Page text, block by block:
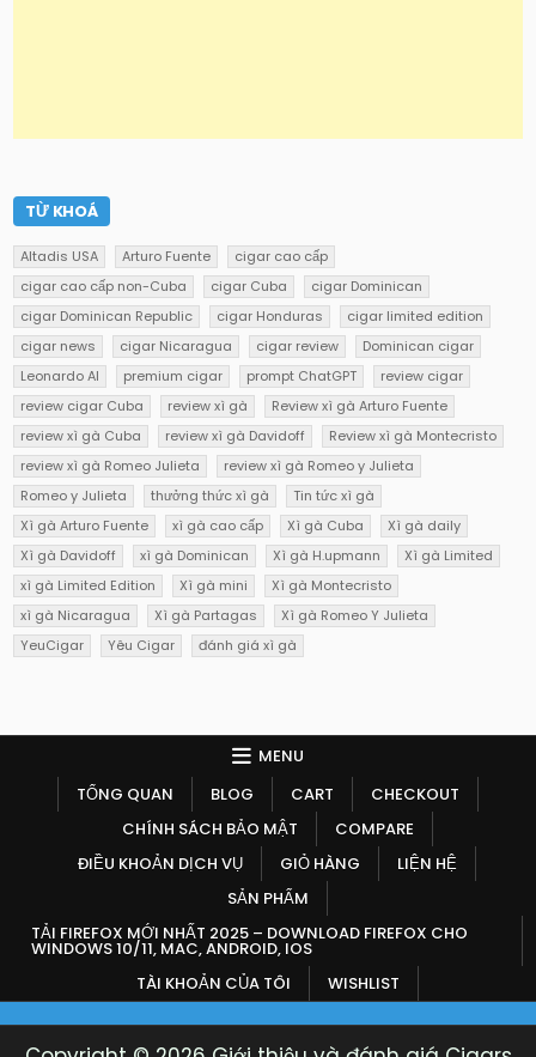
TỪ KHOÁ
Altadis USA Arturo Fuente
cigar cao cấp
cigar cao cấp non-Cuba
cigar Cuba
cigar Dominican
cigar Dominican Republic
cigar Honduras
cigar limited edition
cigar news
cigar Nicaragua cigar review
Dominican cigar
Leonardo AI
premium cigar prompt ChatGPT
review cigar
review cigar Cuba
review xì gà
Review xì gà Arturo Fuente
review xì gà Cuba
review xì gà Davidoff
Review xì gà Montecristo
review xì gà Romeo Julieta
review xì gà Romeo y Julieta
Romeo y Julieta
thưởng thức xì gà
Tin tức xì gà
Xì gà Arturo Fuente
xì gà cao cấp Xì gà Cuba
Xì gà daily
Xì gà Davidoff
xì gà Dominican Xì gà H.upmann
Xì gà Limited
xì gà Limited Edition
Xì gà mini
Xì gà Montecristo
xì gà Nicaragua
Xì gà Partagas
Xì gà Romeo Y Julieta
YeuCigar
Yêu Cigar đánh giá xì gà
MENU
TỔNG QUAN
BLOG CART
CHECKOUT
CHÍNH SÁCH BẢO MẬT
COMPARE
ĐIỀU KHOẢN DỊCH VỤ
GIỎ HÀNG
LIỆN HỆ
SẢN PHẨM
TẢI FIREFOX MỚI NHẤT 2025 – DOWNLOAD FIREFOX CHO
WINDOWS 10/11, MAC, ANDROID, IOS
TÀI KHOẢN CỦA TÔI
WISHLIST